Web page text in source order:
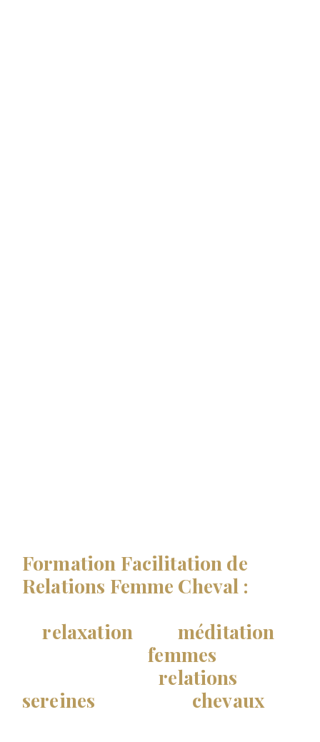
Formation Facilitation de
Relations Femme Cheval :
larelaxation et laméditation
pour aider lesfemmes
développer desrelations
sereines
chevaux